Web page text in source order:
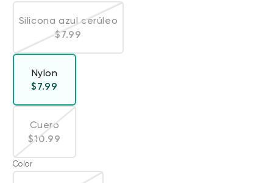
Silicona azul cerúleo
Variante agotada o no disponible
Precio habitual
$7.99
Nylon
Precio habitual
$7.99
Cuero
Variante agotada o no disponible
Precio habitual
$10.99
Color
Wyze Cam v4 + Tarjeta MicroSD de
32 GB